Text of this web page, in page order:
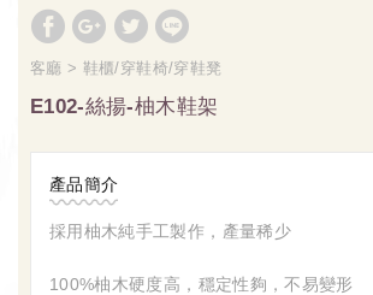
客廳 鞋櫃/穿鞋椅/穿鞋凳
E102-絲揚-柚木鞋架
產品簡介
採用柚木純手工製作，產量稀少
100%柚木硬度高，穩定性夠，不易變形